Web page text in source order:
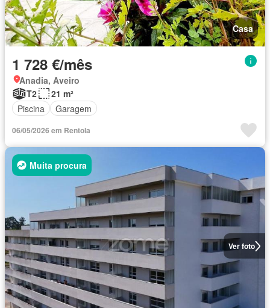
Casa
1 728 €/mês
Anadia, Aveiro
T2
21 m²
Piscina
Garagem
06/05/2026 em Rentola
Ver foto
Muita procura